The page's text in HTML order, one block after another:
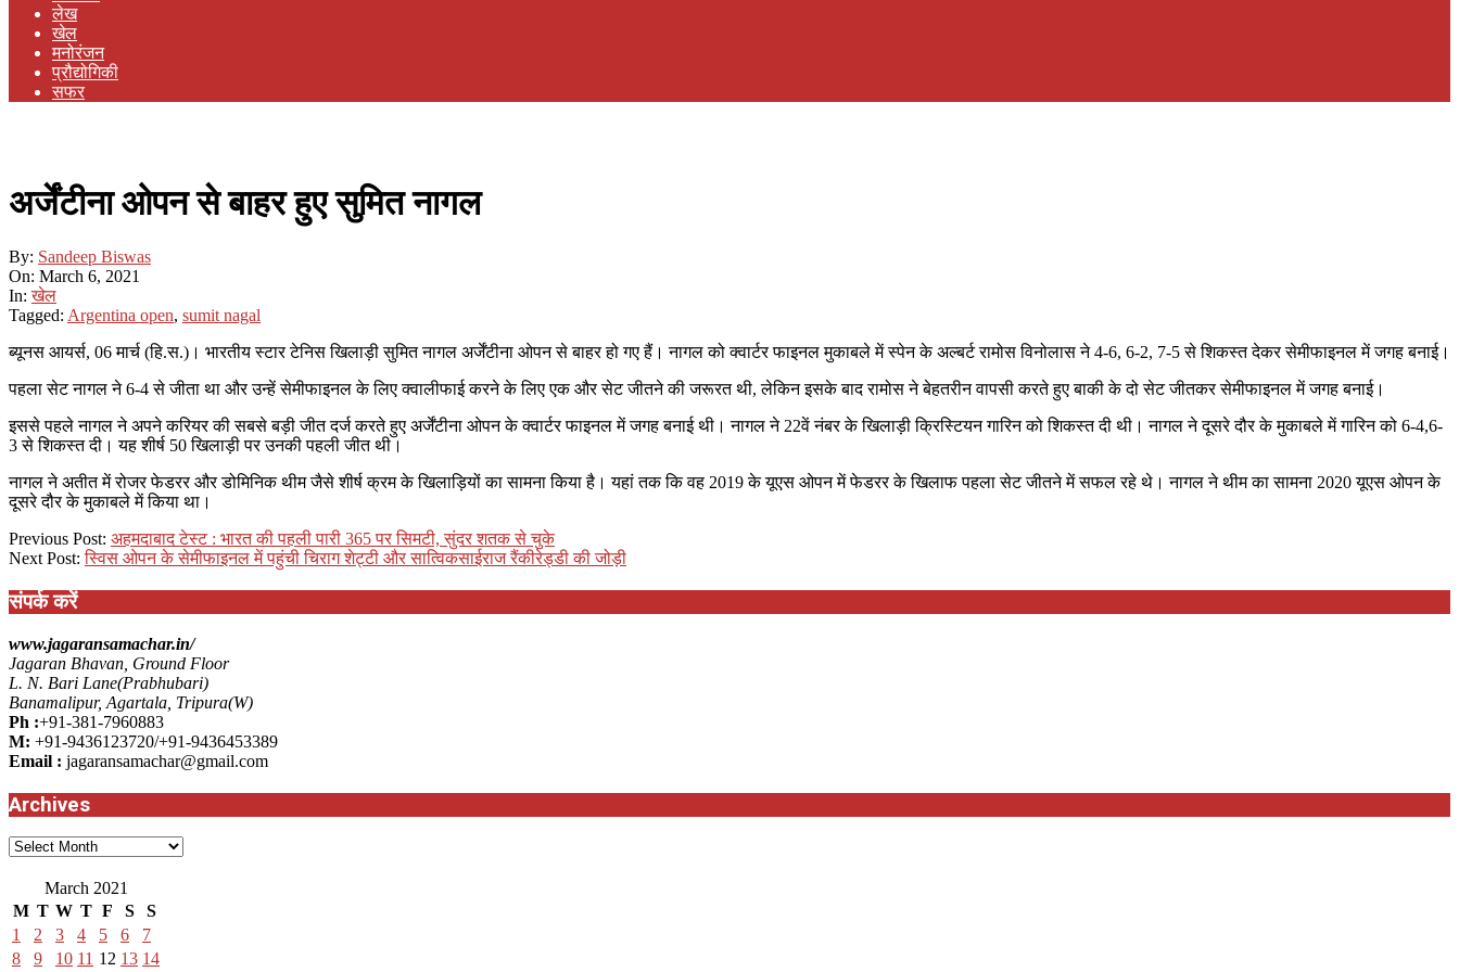
लेख
खेल
मनोरंजन
प्रौद्योगिकी
सफर
अर्जेंटीना ओपन से बाहर हुए सुमित नागल
By: Sandeep Biswas
On: March 6, 2021
In: खेल
Tagged: Argentina open, sumit nagal
ब्यूनस आयर्स, 06 मार्च (हि.स.)। भारतीय स्टार टेनिस खिलाड़ी सुमित नागल अर्जेंटीना ओपन से बाहर हो गए हैं। नागल को क्वार्टर फाइनल मुकाबले में स्पेन के अल्बर्ट रामोस विनोलास ने 4-6, 6-2, 7-5 से शिकस्त देकर सेमीफाइनल में जगह बनाई।
पहला सेट नागल ने 6-4 से जीता था और उन्हें सेमीफाइनल के लिए क्वालीफाई करने के लिए एक और सेट जीतने की जरूरत थी, लेकिन इसके बाद रामोस ने बेहतरीन वापसी करते हुए बाकी के दो सेट जीतकर सेमीफाइनल में जगह बनाई।
इससे पहले नागल ने अपने करियर की सबसे बड़ी जीत दर्ज करते हुए अर्जेंटीना ओपन के क्वार्टर फाइनल में जगह बनाई थी। नागल ने 22वें नंबर के खिलाड़ी क्रिस्टियन गारिन को शिकस्त दी थी। नागल ने दूसरे दौर के मुकाबले में गारिन को 6-4,6-
3 से शिकस्त दी। यह शीर्ष 50 खिलाड़ी पर उनकी पहली जीत थी।
नागल ने अतीत में रोजर फेडरर और डोमिनिक थीम जैसे शीर्ष क्रम के खिलाड़ियों का सामना किया है। यहां तक ​​कि वह 2019 के यूएस ओपन में फेडरर के खिलाफ पहला सेट जीतने में सफल रहे थे। नागल ने थीम का सामना 2020 यूएस ओपन के
दूसरे दौर के मुकाबले में किया था।
2021-
03-
Previous Post: अहमदाबाद टेस्ट : भारत की पहली पारी 365 पर सिमटी, सुंदर शतक से चुके
Next Post:स्विस ओपन के सेमीफाइनल में पहुंची चिराग शेट्टी और सात्विकसाईराज रैंकीरेड्डी की जोड़ी
संपर्क करें
www.jagaransamachar.in/
Jagaran Bhavan, Ground Floor
L. N. Bari Lane(Prabhubari)
Banamalipur, Agartala, Tripura(W)
Ph :+91-381-7960883
M: +91-9436123720/+91-9436453389
Email : jagaransamachar@gmail.com
Archives
Archives
March 2021
M T W T F S
S
1
2 3 4 5 6
7
8
9 10 11 12 13 14